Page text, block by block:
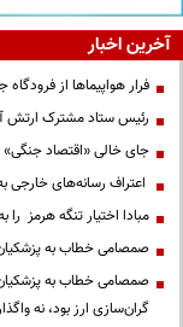
آخرین اخبار
فرار هواپیماها از
رئیس ستاد مشترک ارتش
جای خالی «اقتصاد
اعتراف رسانه‌های
مبادا اختیار تنگه هرمز
صمصامی خطاب به
صمصامی خطاب به پزشکیان:
گران‌سازی ارز بود، نه